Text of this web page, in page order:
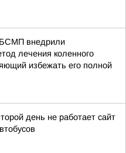
БСМП внедрили
лечения коленного
избежать его полной
день не работает сайт